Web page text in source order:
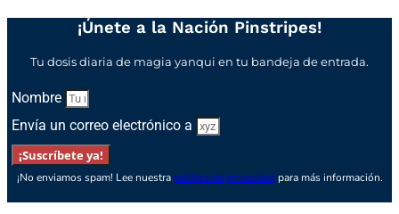
¡Únete a la Nación Pinstripes!
Tu dosis diaria de magia yanqui en tu bandeja de entrada.
Nombre
Envía un correo electrónico a
¡Suscríbete ya!
¡No enviamos spam! Lee nuestra política de privacidad para más información.